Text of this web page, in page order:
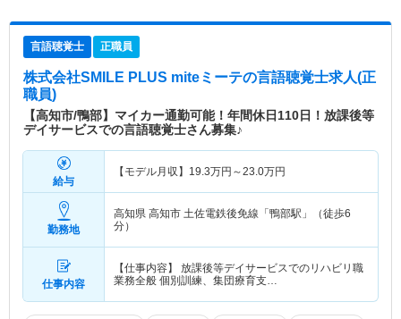
言語聴覚士 正職員
株式会社SMILE PLUS miteミーテの言語聴覚士求人(正
職員)
【高知市/鴨部】マイカー通勤可能！年間休日110日！放課後等
デイサービスでの言語聴覚士さん募集♪
給与
【モデル月収】 19.3万円～23.0万円
勤務地
高知県 高知市 土佐電鉄後免線「鴨部駅」（徒歩6
分）
仕事内容
【仕事内容】 放課後等デイサービスでのリハビリ職
業務全般 個別訓練、集団療育支…